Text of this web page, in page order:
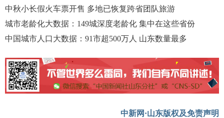
中秋小长假火车票开售 多地已恢复跨省团队旅游
城市老龄化大数据：149城深度老龄化 集中在这些省份
中国城市人口大数据：91市超500万人 山东数量最多
中新网·山东版权及免责声明